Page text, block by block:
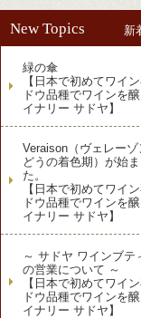
New Topics 新
緑の傘
【日本で初めてワイ
ドウ品種でワインを
イナリー サドヤ】
Veraison（ヴェレー
どうの着色期）が始
た。
【日本で初めてワイ
ドウ品種でワインを
イナリー サドヤ】
～ サドヤ ワインブテ
の営業について ～
【日本で初めてワイ
ドウ品種でワインを
イナリー サドヤ】